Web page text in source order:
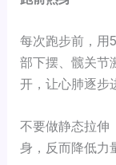
每次跑步前，用
部下摆、髋关
开，让心肺逐步
不要做静态拉伸
身，反而降低力